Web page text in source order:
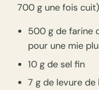
700 g une fois
500 g de farine
pour une mie
10 g de sel fin
7 g de levure